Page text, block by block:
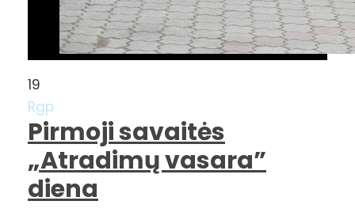
19
Rgp
Pirmoji savaitės
„Atradimų vasara”
diena